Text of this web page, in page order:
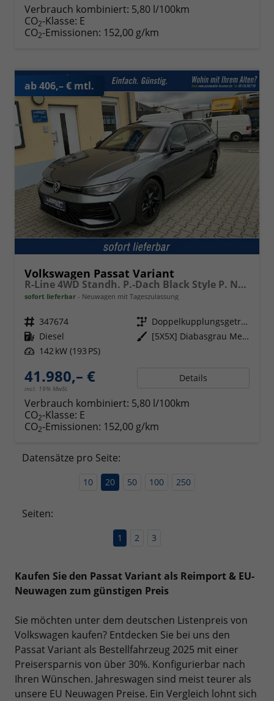
Verbrauch kombiniert: 5,80 l/100km
CO2-Klasse: E
CO2-Emissionen: 152,00 g/km
ab 406,– € mtl.
Volkswagen Passat Variant
R-Line 4WD Standh. P.-Dach Black Style P. Navi Head-UP Matrix-LED ACC
sofort lieferbar Neuwagen mit Tageszulassung
Fahrzeugnr. 347674 Getriebe
Doppelkupplungsgetriebe (DSG)
Kraftstoff Diesel Außenfarbe
[5X5X] Diabasgrau Metallic
Leistung 142 kW (193 PS)
41.980,– €
incl. 19% MwSt.
Details
Verbrauch kombiniert: 5,80 l/100km
CO2-Klasse: E
CO2-Emissionen: 152,00 g/km
Datensätze pro Seite:
10 20 50 100 250
Seiten:
1 2 3
Kaufen Sie den Passat Variant als Reimport & EU-
Neuwagen zum günstigen Preis
Sie möchten unter dem deutschen Listenpreis von
Volkswagen kaufen? Entdecken Sie bei uns den
Passat Variant als Bestellfahrzeug 2025 mit einer
Preisersparnis von über 30%. Konfigurierbar nach
Ihren Wünschen. Jahreswagen sind meist teurer als
unsere EU Neuwagen Preise. Ein Vergleich lohnt sich